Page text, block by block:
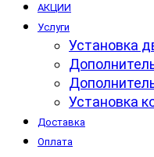
АКЦИИ
Услуги
Установка
Установка
Доставка
Оплата